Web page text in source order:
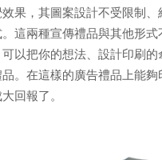
果，其圖案設計不受限制
這兩種宣傳禮品與其他形
以把你的想法、設計印刷
。在這樣的廣告禮品上能
回報了。